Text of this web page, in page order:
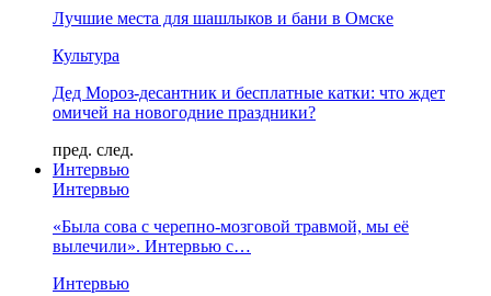
Лучшие места для шашлыков и бани в Омске
Культура
Дед Мороз-десантник и бесплатные катки: что ждет
омичей на новогодние праздники?
пред. след.
Интервью
Интервью
«Была сова с черепно-мозговой травмой, мы её
вылечили». Интервью с…
Интервью